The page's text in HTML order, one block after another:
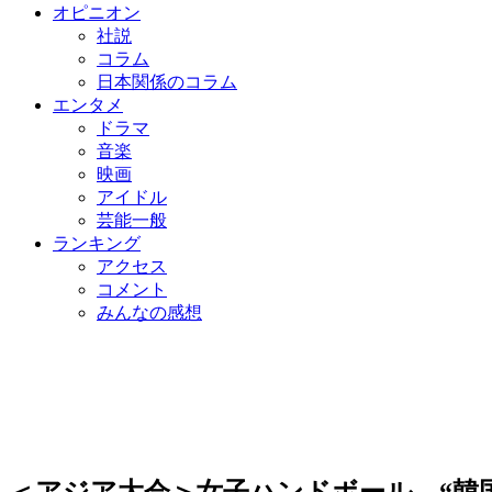
オピニオン
社説
コラム
日本関係のコラム
エンタメ
ドラマ
音楽
映画
アイドル
芸能一般
ランキング
アクセス
コメント
みんなの感想